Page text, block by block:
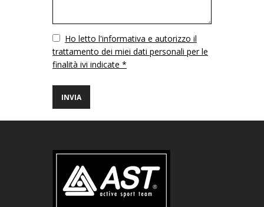
VuotoHo letto l'informativa e autorizzo il
trattamento dei miei dati personali per le
finalità ivi indicate *